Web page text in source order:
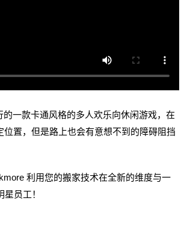
的一款卡通风格的多人欢乐向休闲游戏，在
置，但是路上也会有意想不到的障碍阻挡
利用您的搬家技术在全新的维度与一
员工！